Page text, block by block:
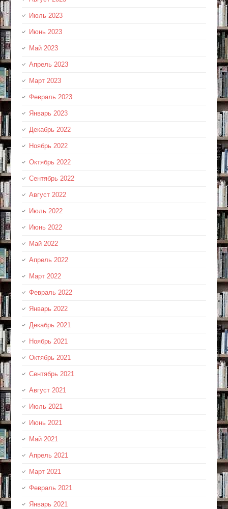
Июль 2023
Июнь 2023
Май 2023
Апрель 2023
Март 2023
Февраль 2023
Январь 2023
Декабрь 2022
Ноябрь 2022
Октябрь 2022
Сентябрь 2022
Август 2022
Июль 2022
Июнь 2022
Май 2022
Апрель 2022
Март 2022
Февраль 2022
Январь 2022
Декабрь 2021
Ноябрь 2021
Октябрь 2021
Сентябрь 2021
Август 2021
Июль 2021
Июнь 2021
Май 2021
Апрель 2021
Март 2021
Февраль 2021
Январь 2021